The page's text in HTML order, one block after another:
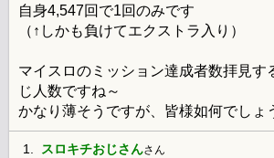
自身4,547回で1回のみです
（↑しかも負けてエクストラ入り）
マイスロのミッション達成者数拝見す
じ人数ですね～
かなり薄そうですが、皆様如何でしょ
1. スロキチおじさんさん